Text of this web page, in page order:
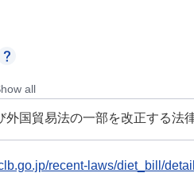
all
外国貿易法の一部を改正する法
recent-laws/diet_bill/